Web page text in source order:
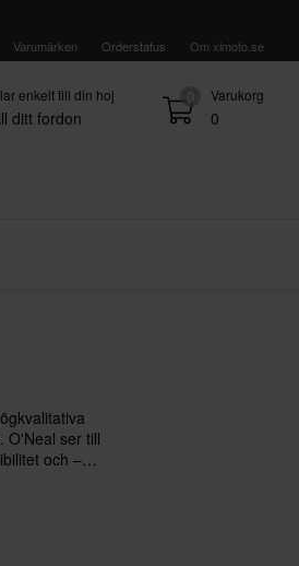
Varumärken Orderstatus Om xlmoto.se
0 Varukorg
0
enkelt till din hoj
ditt fordon
O'Neal ser till
och –